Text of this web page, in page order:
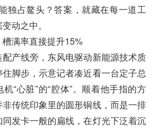
独占鳌头？答案，就藏在每一道工
动之中。
槽满率直接提升15%‌
产线旁，东风电驱动新能源技术质
脚步，示意记者凑近看一台定子总
“心脏”的“腔体”。顺着他手指的方
传统印象里的圆形铜线，而是一排
发卡一般的扁线，在灯光下泛着沉